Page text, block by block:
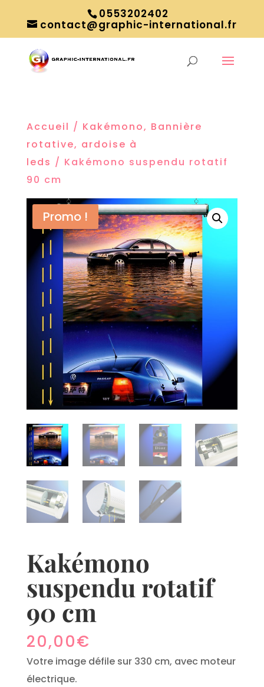
0553202402
contact@graphic-international.fr
Accueil / Kakémono, Bannière
rotative, ardoise à
leds / Kakémono suspendu rotatif
90 cm
Promo !
Kakémono
suspendu rotatif
90 cm
20,00€
Votre image défile sur 330 cm, avec moteur
électrique.